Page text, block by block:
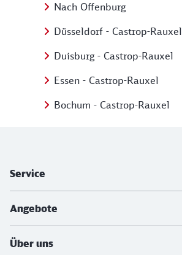
Nach Offenburg
Düsseldorf - Castrop-Rauxel
Duisburg - Castrop-Rauxel
Essen - Castrop-Rauxel
Bochum - Castrop-Rauxel
Service
Angebote
Über uns